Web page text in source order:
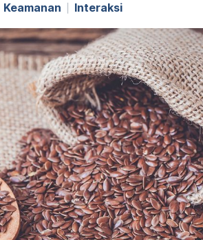
Keamanan Interaksi